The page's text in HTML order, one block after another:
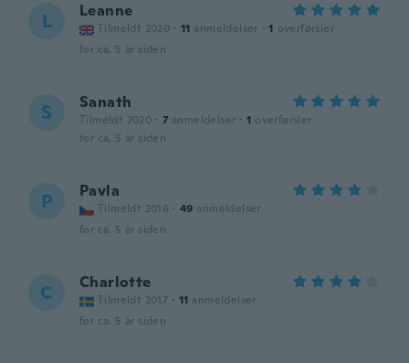
L Leanne
Tilmeldt 2020 · 11 anmeldelser · 1 overførsler
for ca. 5 år siden
S Sanath
Tilmeldt 2020 · 7 anmeldelser · 1 overførsler
for ca. 5 år siden
P Pavla
Tilmeldt 2016 · 49 anmeldelser
for ca. 5 år siden
C Charlotte
Tilmeldt 2017 · 11 anmeldelser
for ca. 5 år siden